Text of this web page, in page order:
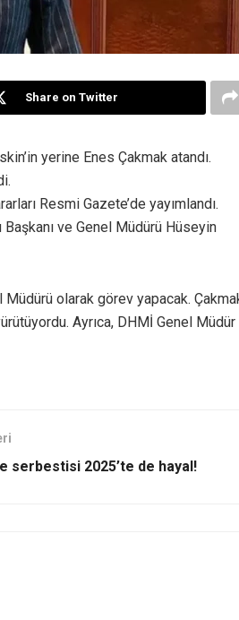
Share on Twitter
yerine Enes Çakmak atandı.
Resmi Gazete’de yayımlandı.
ve Genel Müdürü Hüseyin
olarak görev yapacak.
Ayrıca, DHMİ Genel Müdür
serbestisi 2025’te de hayal!